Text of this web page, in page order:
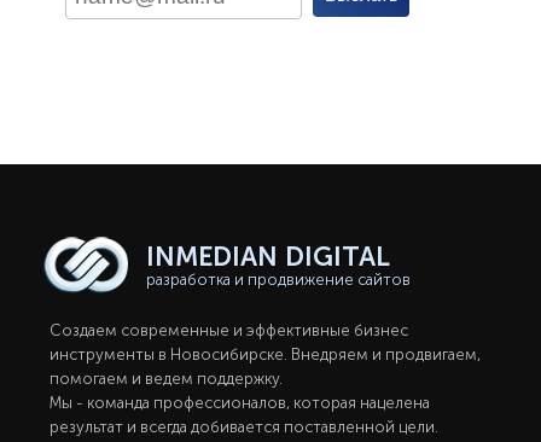
INMEDIAN DIGITAL
разработка и продвижение сайтов
Создаем современные и эффективные бизнес
инструменты в Новосибирcке. Внедряем и продвигаем,
помогаем и ведем поддержку.
Мы - команда профессионалов, которая нацелена
результат и всегда добивается поставленной цели.